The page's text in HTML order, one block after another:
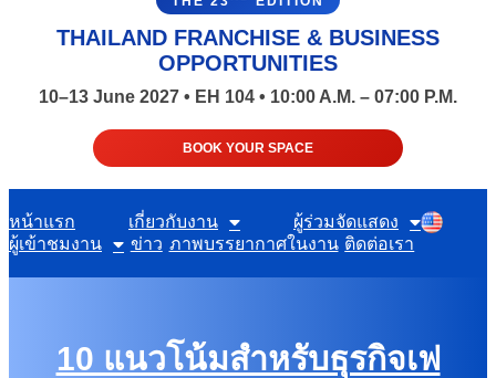
THAILAND FRANCHISE & BUSINESS
OPPORTUNITIES
10–13 June 2027 • EH 104 • 10:00 A.M. – 07:00 P.M.
BOOK YOUR SPACE
หน้าแรก เกี่ยวกับงาน
ผู้ร่วมจัดแสดง
ผู้เข้าชมงาน
ข่าว ภาพบรรยากาศในงาน ติดต่อเรา
10 แนวโน้มสำหรับธุรกิจเฟ